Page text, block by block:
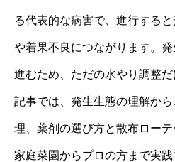
る代表的な病害で、進行する
や着果不良につながります。
進むため、ただの水やり調整
記事では、発生生態の理解か
理、薬剤の選び方と散布ローテ
家庭菜園からプロの方まで実